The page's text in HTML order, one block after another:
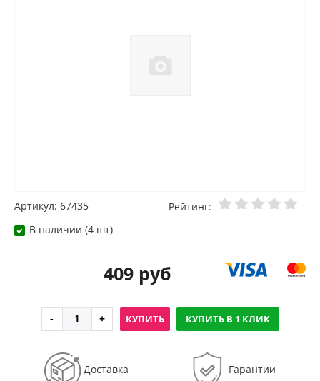
Артикул: 67435
Рейтинг:
В наличии (4 шт)
409 руб
КУПИТЬ КУПИТЬ В 1 КЛИК
Доставка Гарантии